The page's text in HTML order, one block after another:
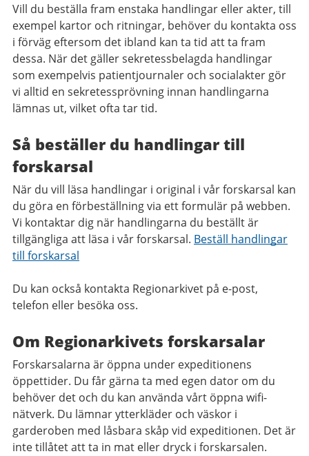
Vill du beställa fram enstaka handlingar eller akter, till
exempel kartor och ritningar, behöver du kontakta oss
i förväg eftersom det ibland kan ta tid att ta fram
dessa. När det gäller sekretessbelagda handlingar
som exempelvis patientjournaler och socialakter gör
vi alltid en sekretessprövning innan handlingarna
lämnas ut, vilket ofta tar tid.
Så beställer du handlingar till
forskarsal​
När du vill läsa handlingar i original i vår forskarsal kan
du göra en förbeställning via ett formulär på webben.
Vi kontaktar dig när handlingarna du beställt är
tillgängliga att läsa i vår forskarsal. Beställ handlingar
till forskarsal
Du kan också kontakta Regionarkivet på e-post,
telefon eller besöka oss.
Om Regionarkivets forskarsalar
Forskarsalarna är öppna under expeditionens
öppettider. Du får gärna ta med egen dator om du
behöver det och du kan använda vårt öppna wifi-
nätverk. Du lämnar ytterkläder och väskor i
garderoben med låsbara skåp vid expeditionen. Det är
inte tillåtet att ta in mat eller dryck i forskarsalen.